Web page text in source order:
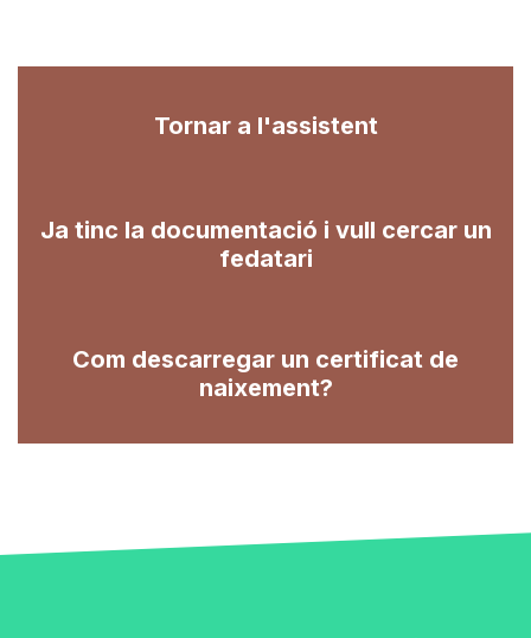
Tornar a l'assistent
Ja tinc la documentació i vull cercar un
fedatari
Com descarregar un certificat de
naixement?